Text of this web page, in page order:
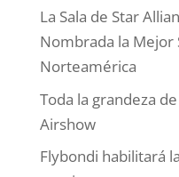
La Sala de Star
Nombrada la Mejor
Norteamérica
Toda la grandeza
Airshow
Flybondi habilitará